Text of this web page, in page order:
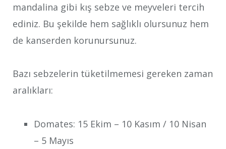
mandalina gibi kış sebze ve meyveleri tercih
ediniz. Bu şekilde hem sağlıklı olursunuz hem
de kanserden korunursunuz.
Bazı sebzelerin tüketilmemesi gereken zaman
aralıkları:
Domates: 15 Ekim – 10 Kasım / 10 Nisan
– 5 Mayıs